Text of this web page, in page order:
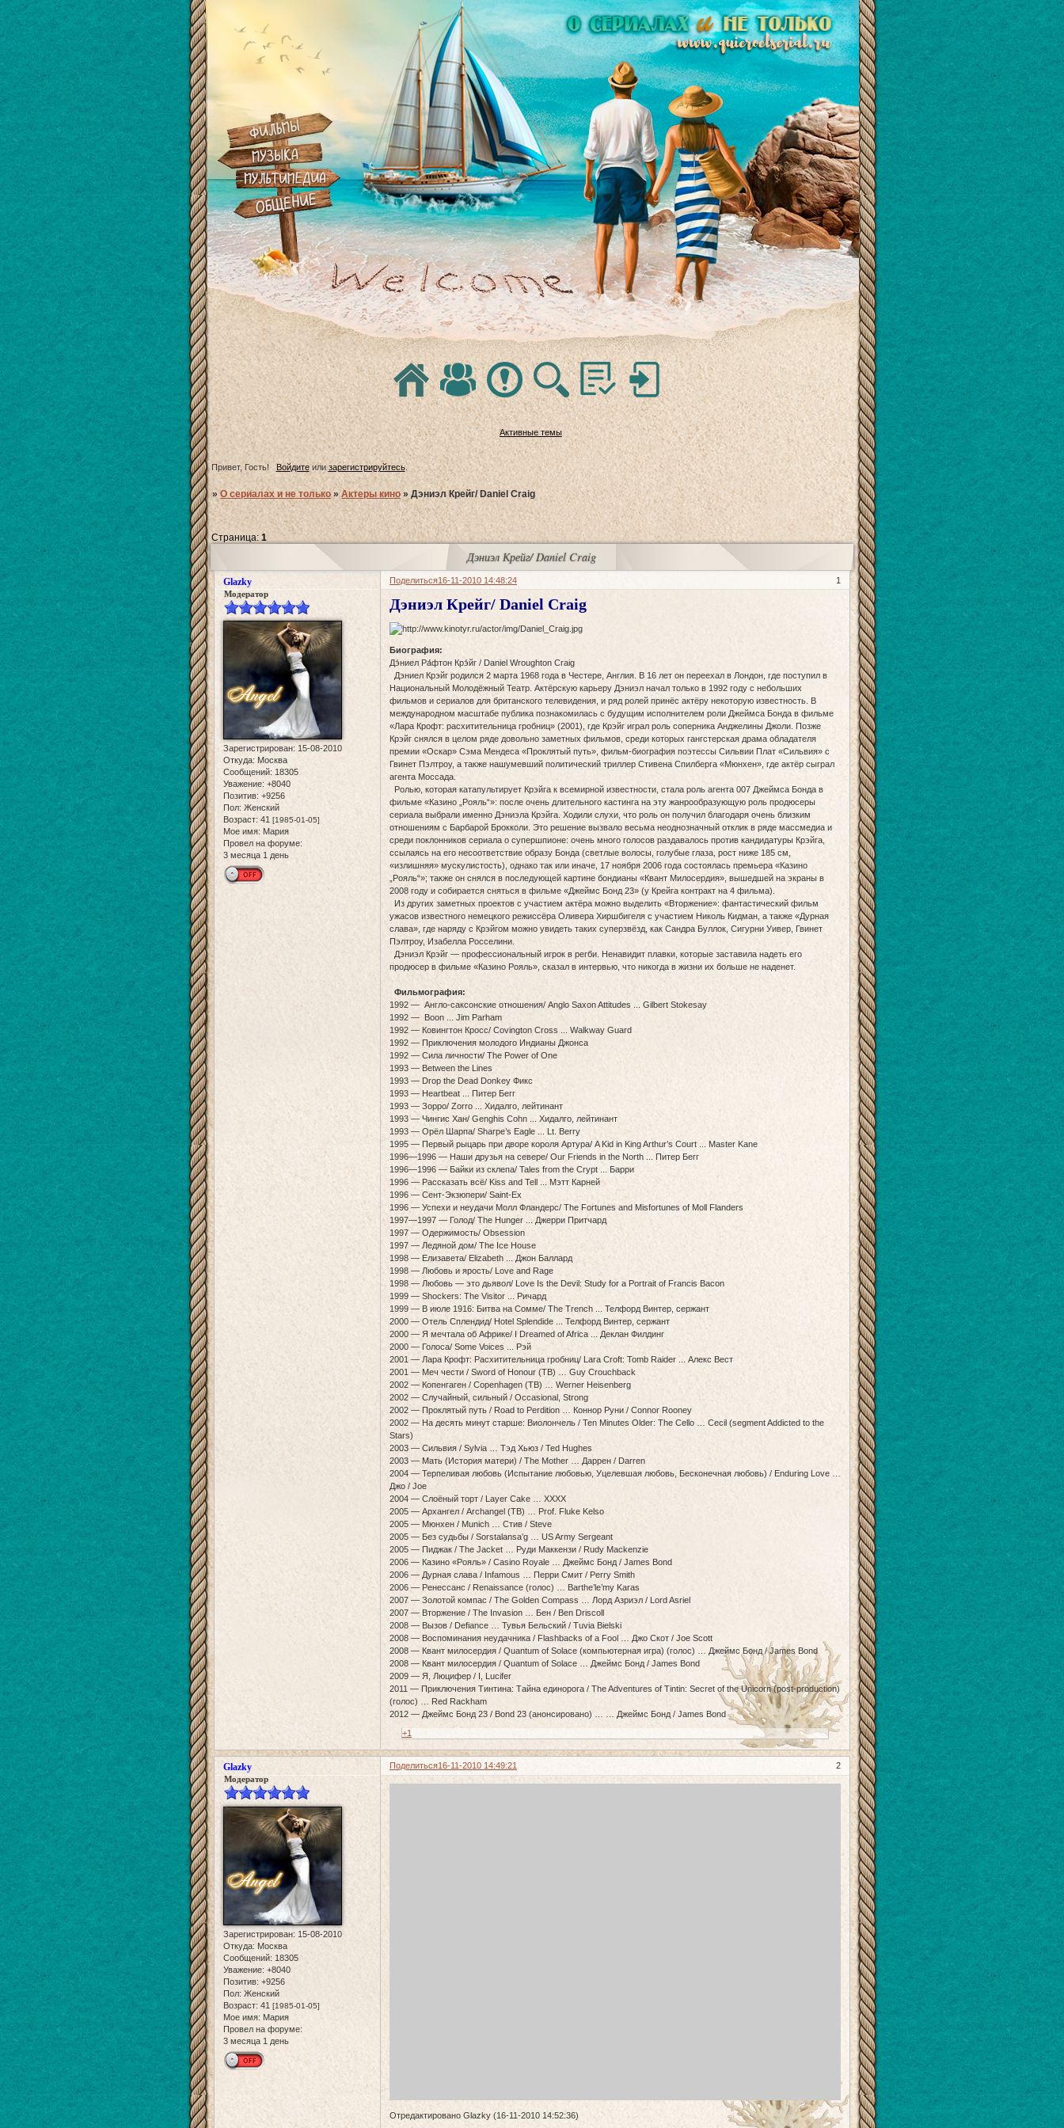
Активные темы
Привет, Гость! Войдитеилизарегистрируйтесь.
»О сериалах и не только »Актеры кино »Дэниэл Крейг/ Daniel Craig
Дэниэл Крейг/ Daniel Craig
Страница:1
Поделиться 1
16-11-2010 14:48:24
Glazky
Модератор
Зарегистрирован: 15-08-2010
Откуда: Москва
Сообщений: 18305
Уважение: +8040
Позитив: +9256
Пол: Женский
Возраст:41 [1985-01-05]
Мое имя: Мария
Провел на форуме:
3 месяца 1 день
Дэниэл Крейг/ Daniel Craig
Биография:
Дэ́ниел Ра́фтон Крэ́йг / Daniel Wroughton Craig
Дэниел Крэйг родился 2 марта 1968 года в Честере, Англия. В 16 лет он переехал в Лондон, где поступил в
Национальный Молодёжный Театр. Актёрскую карьеру Дэниэл начал только в 1992 году с небольших
фильмов и сериалов для британского телевидения, и ряд ролей принёс актёру некоторую известность. В
международном масштабе публика познакомилась с будущим исполнителем роли Джеймса Бонда в фильме
«Лара Крофт: расхитительница гробниц» (2001), где Крэйг играл роль соперника Анджелины Джоли. Позже
Крэйг снялся в целом ряде довольно заметных фильмов, среди которых гангстерская драма обладателя
премии «Оскар» Сэма Мендеса «Проклятый путь», фильм-биография поэтессы Сильвии Плат «Сильвия» с
Гвинет Пэлтроу, а также нашумевший политический триллер Стивена Спилберга «Мюнхен», где актёр сыграл
агента Моссада.
Ролью, которая катапультирует Крэйга к всемирной известности, стала роль агента 007 Джеймса Бонда в
фильме «Казино „Рояль“»: после очень длительного кастинга на эту жанрообразующую роль продюсеры
сериала выбрали именно Дэниэла Крэйга. Ходили слухи, что роль он получил благодаря очень близким
отношениям с Барбарой Брокколи. Это решение вызвало весьма неоднозначный отклик в ряде массмедиа и
среди поклонников сериала о супершпионе: очень много голосов раздавалось против кандидатуры Крэйга,
ссылаясь на его несоответствие образу Бонда (светлые волосы, голубые глаза, рост ниже 185 см,
«излишняя» мускулистость), однако так или иначе, 17 ноября 2006 года состоялась премьера «Казино
„Рояль“»; также он снялся в последующей картине бондианы «Квант Милосердия», вышедшей на экраны в
2008 году и собирается сняться в фильме «Джеймс Бонд 23» (у Крейга контракт на 4 фильма).
Из других заметных проектов с участием актёра можно выделить «Вторжение»: фантастический фильм
ужасов известного немецкого режиссёра Оливера Хиршбигеля с участием Николь Кидман, а также «Дурная
слава», где наряду с Крэйгом можно увидеть таких суперзвёзд, как Сандра Буллок, Сигурни Уивер, Гвинет
Пэлтроу, Изабелла Росселини.
Дэниэл Крэйг — профессиональный игрок в регби. Ненавидит плавки, которые заставила надеть его
продюсер в фильме «Казино Рояль», сказал в интервью, что никогда в жизни их больше не наденет.
Фильмография:
1992 — Англо-саксонские отношения/ Anglo Saxon Attitudes ... Gilbert Stokesay
1992 — Boon ... Jim Parham
1992 — Ковингтон Кросс/ Covington Cross ... Walkway Guard
1992 — Приключения молодого Индианы Джонса
1992 — Сила личности/ The Power of One
1993 — Between the Lines
1993 — Drop the Dead Donkey Фикс
1993 — Heartbeat ... Питер Бегг
1993 — Зорро/ Zorro ... Хидалго, лейтинант
1993 — Чингис Хан/ Genghis Cohn ... Хидалго, лейтинант
1993 — Орёл Шарпа/ Sharpe’s Eagle ... Lt. Berry
1995 — Первый рыцарь при дворе короля Артура/ A Kid in King Arthur’s Court ... Master Kane
1996—1996 — Наши друзья на севере/ Our Friends in the North ... Питер Бегг
1996—1996 — Байки из склепа/ Tales from the Crypt ... Барри
1996 — Рассказать всё/ Kiss and Tell ... Мэтт Карней
1996 — Сент-Экзюпери/ Saint-Ex
1996 — Успехи и неудачи Молл Фландерс/ The Fortunes and Misfortunes of Moll Flanders
1997—1997 — Голод/ The Hunger ... Джерри Притчард
1997 — Одержимость/ Obsession
1997 — Ледяной дом/ The Ice House
1998 — Елизавета/ Elizabeth ... Джон Баллард
1998 — Любовь и ярость/ Love and Rage
1998 — Любовь — это дьявол/ Love Is the Devil: Study for a Portrait of Francis Bacon
1999 — Shockers: The Visitor ... Ричард
1999 — В июле 1916: Битва на Сомме/ The Trench ... Телфорд Винтер, сержант
2000 — Отель Сплендид/ Hotel Splendide ... Телфорд Винтер, сержант
2000 — Я мечтала об Африке/ I Dreamed of Africa ... Деклан Филдинг
2000 — Голоса/ Some Voices ... Рэй
2001 — Лара Крофт: Расхитительница гробниц/ Lara Croft: Tomb Raider ... Алекс Вест
2001 — Меч чести / Sword of Honour (ТВ) … Guy Crouchback
2002 — Копенгаген / Copenhagen (ТВ) … Werner Heisenberg
2002 — Случайный, сильный / Occasional, Strong
2002 — Проклятый путь / Road to Perdition … Коннор Руни / Connor Rooney
2002 — На десять минут старше: Виолончель / Ten Minutes Older: The Cello … Cecil (segment Addicted to the
Stars)
2003 — Сильвия / Sylvia … Тэд Хьюз / Ted Hughes
2003 — Мать (История матери) / The Mother … Даррен / Darren
2004 — Терпеливая любовь (Испытание любовью, Уцелевшая любовь, Бесконечная любовь) / Enduring Love …
Джо / Joe
2004 — Слоёный торт / Layer Cake … XXXX
2005 — Архангел / Archangel (ТВ) … Prof. Fluke Kelso
2005 — Мюнхен / Munich … Стив / Steve
2005 — Без судьбы / Sorstalansa’g … US Army Sergeant
2005 — Пиджак / The Jacket … Руди Маккензи / Rudy Mackenzie
2006 — Казино «Рояль» / Casino Royale … Джеймс Бонд / James Bond
2006 — Дурная слава / Infamous … Перри Смит / Perry Smith
2006 — Ренессанс / Renaissance (голос) … Barthe’le’my Karas
2007 — Золотой компас / The Golden Compass … Лорд Азриэл / Lord Asriel
2007 — Вторжение / The Invasion … Бен / Ben Driscoll
2008 — Вызов / Defiance … Тувья Бельский / Tuvia Bielski
2008 — Воспоминания неудачника / Flashbacks of a Fool … Джо Скот / Joe Scott
2008 — Квант милосердия / Quantum of Solace (компьютерная игра) (голос) … Джеймс Бонд / James Bond
2008 — Квант милосердия / Quantum of Solace … Джеймс Бонд / James Bond
2009 — Я, Люцифер / I, Lucifer
2011 — Приключения Тинтина: Тайна единорога / The Adventures of Tintin: Secret of the Unicorn (post-production)
(голос) … Red Rackham
2012 — Джеймс Бонд 23 / Bond 23 (анонсировано) … … Джеймс Бонд / James Bond
+1
Поделиться 2
16-11-2010 14:49:21
Glazky
Модератор
Зарегистрирован: 15-08-2010
Откуда:Москва
Сообщений: 18305
Уважение: +8040
Позитив: +9256
Пол: Женский
Возраст: 41 [1985-01-05]
Мое имя: Мария
Провел на форуме:
3 месяца 1 день
Отредактировано Glazky (16-11-2010 14:52:36)